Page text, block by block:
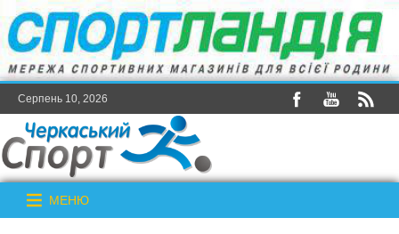
Серпень 10, 2026
МЕНЮ